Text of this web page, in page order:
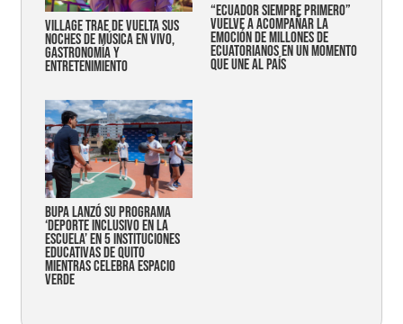
Village trae de vuelta sus
noches de música en vivo,
gastronomía y
entretenimiento
“Ecuador siempre primero”
vuelve a acompañar la
emoción de millones de
ecuatorianos en un momento
que une al país
Bupa lanzó su programa
‘Deporte Inclusivo en la
Escuela’ en 5 instituciones
educativas de Quito
mientras celebra espacio
verde